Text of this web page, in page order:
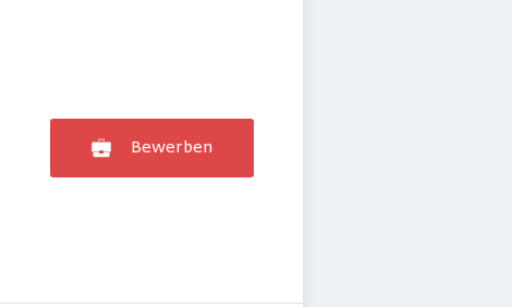
Bewerben